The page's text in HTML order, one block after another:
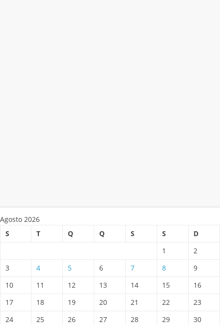
Agosto 2026
S
T Q Q S S
D
1
2
3
4 5 6 7 8
9
10
11 12 13 14 15
16
17
18 19 20 21 22
23
24
25 26 27 28 29
30